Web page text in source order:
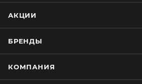
АКЦИИ
БРЕНДЫ
КОМПАНИЯ